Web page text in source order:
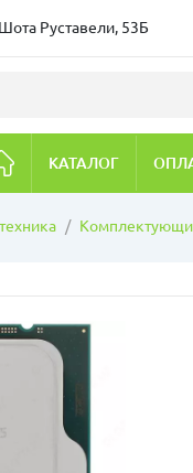
Руставели, 53Б
КАТАЛОГ